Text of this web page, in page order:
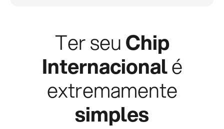
Ter seuChip
Internacionalé
extremamente
simples